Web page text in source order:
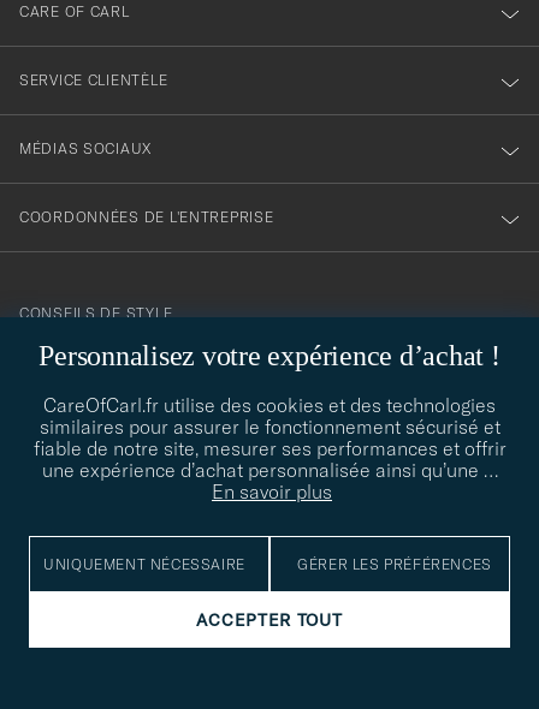
Personnalisez votre expérience d’achat !
CareOfCarl.fr utilise des cookies et des technologies
similaires pour assurer le fonctionnement sécurisé et
fiable de notre site, mesurer ses performances et offrir
une expérience d’achat personnalisée ainsi qu’une …
En savoir plus
UNIQUEMENT NÉCESSAIRE GÉRER LES PRÉFÉRENCES
ACCEPTER TOUT
CARE OF CARL
SERVICE CLIENTÈLE
MÉDIAS SOCIAUX
COORDONNÉES DE L'ENTREPRISE
CONSEILS DE STYLE
Besoin d'aide pour trouver votre style ? Laissez-nous vous guider,
CONSEILS DE STYLE
© Care of Carl 2026